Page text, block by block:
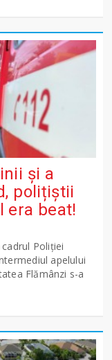
și a
polițiștii
era beat!
Poliției
apelului
Flămânzi s-a